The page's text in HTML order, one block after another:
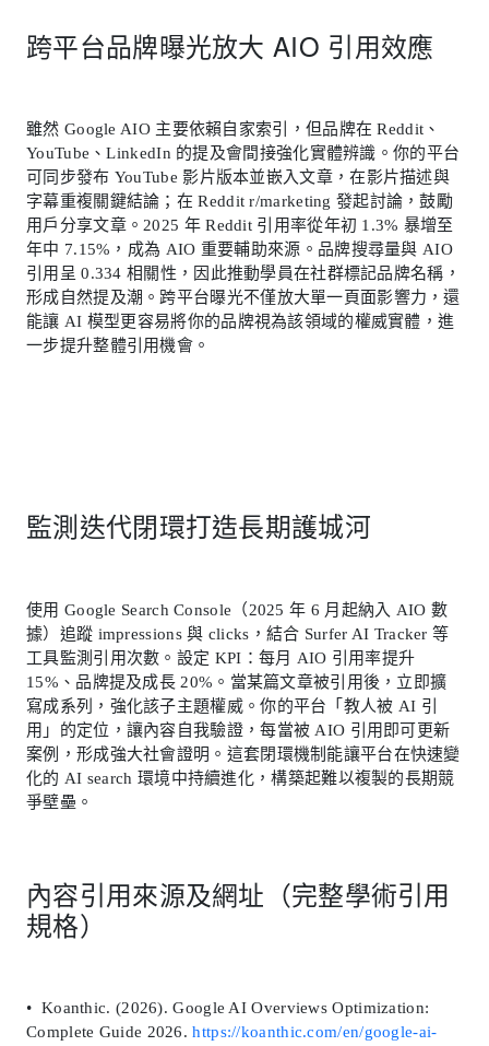
跨平台品牌曝光放大 AIO 引用效應
雖然 Google AIO 主要依賴自家索引，但品牌在 Reddit、
YouTube、LinkedIn 的提及會間接強化實體辨識。你的平台
可同步發布 YouTube 影片版本並嵌入文章，在影片描述與
字幕重複關鍵結論；在 Reddit r/marketing 發起討論，鼓勵
用戶分享文章。2025 年 Reddit 引用率從年初 1.3% 暴增至
年中 7.15%，成為 AIO 重要輔助來源。品牌搜尋量與 AIO
引用呈 0.334 相關性，因此推動學員在社群標記品牌名稱，
形成自然提及潮。跨平台曝光不僅放大單一頁面影響力，還
能讓 AI 模型更容易將你的品牌視為該領域的權威實體，進
一步提升整體引用機會。
監測迭代閉環打造長期護城河
使用 Google Search Console（2025 年 6 月起納入 AIO 數
據）追蹤 impressions 與 clicks，結合 Surfer AI Tracker 等
工具監測引用次數。設定 KPI：每月 AIO 引用率提升
15%、品牌提及成長 20%。當某篇文章被引用後，立即擴
寫成系列，強化該子主題權威。你的平台「教人被 AI 引
用」的定位，讓內容自我驗證，每當被 AIO 引用即可更新
案例，形成強大社會證明。這套閉環機制能讓平台在快速變
化的 AI search 環境中持續進化，構築起難以複製的長期競
爭壁壘。
內容引用來源及網址（完整學術引用
規格）
• Koanthic. (2026). Google AI Overviews Optimization:
Complete Guide 2026.https://koanthic.com/en/google-ai-